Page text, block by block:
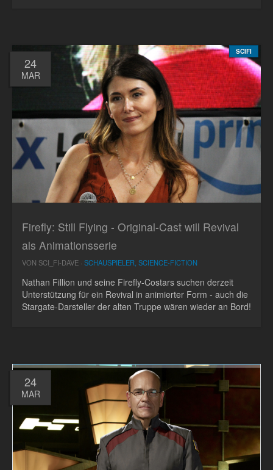
24
MAR
SCIFI
Firefly: Still Flying - Original-Cast will Revival
als Animationsserie
VON SCI_FI-DAVE · SCHAUSPIELER, SCIENCE-FICTION
Nathan Fillion und seine Firefly-Costars suchen derzeit
Unterstützung für ein Revival in animierter Form - auch die
Stargate-Darsteller der alten Truppe wären wieder an Bord!
24
MAR